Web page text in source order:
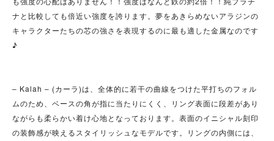
ナと比較しても倍近い強度を誇ります。夢をあきらめないアラジンの
キャラクターたちの芯の強さを表現するのに最も適した金属なのです
♪
– Kalah – (カーラ)は、全体的に若干の曲線をつけた平打ちのフォル
ムのため、ベースの角が指に当たりにくく、リング表面に段差があり
ながらも柔らかい着け心地となっております。表面のイニシャル刻印
の装飾感が映えるスタイリッシュなモデルです。リングの内側には、